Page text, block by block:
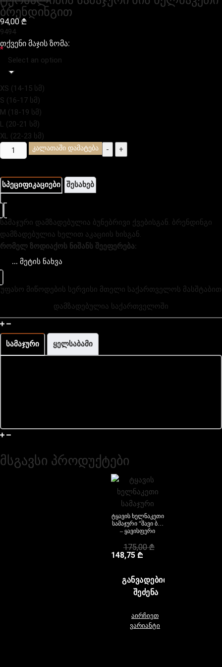
ბრენდინგით
94,00₾
9494
თქვენი მაჯის ზომა:
*
Select an option
XS (14-15 სმ)
S (16-17 სმ)
M (18-19 სმ)
L (20-21 სმ)
XL (22-23 სმ)
-
+
კალათაში დამატება
სპეციფიკაციები შესახებ
სამაჯური დამზადებულია ბუნებრივი ქვებისგან. ბრენდინგი
დამზადებულია ხელით აკაციის ხისგან.
რომელ ზოდიაქოს ნიშანს შეეფერება:
კირჩხიბი;
თევზები
სასწორი
... მეტის ნახვა
უფასო მიწოდების სერვისი მთელი საქართველოს მასშტაბით
დამზადებულია საქართველოში
სამაჯური ყელსაბამი
მსგავსი პროდუქტები
ტყავის ხელნაკეთი
სამაჯური “შავი ბუ”
– ყავისფერი
175,00₾
148,75 ₾
ᲒᲐᲜᲕᲐᲓᲔᲑᲘᲗ
ᲨᲔᲫᲔᲜᲐ
აირჩიეთ
ვარიანტი